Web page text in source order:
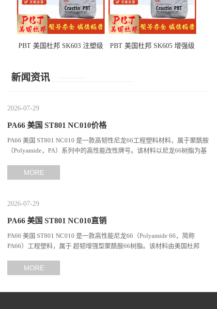
PBT 美国杜邦 SK603 注塑级
PBT 美国杜邦 SK605 增强级
新闻资讯
2026-07-29
PA66 美国 ST801 NC010价格
PA66 美国 ST801 NC010 是一款高韧性尼龙66工程塑料材料，属于聚酰胺
（Polyamide，PA）系列中的高性能改性牌号。该材料以尼龙66树脂为基
MORE
2026-07-29
PA66 美国 ST801 NC010直销
PA66 美国 ST801 NC010 是一款高性能尼龙66（Polyamide 66，简称
PA66）工程塑料，属于 超韧增强型聚酰胺66树脂。该材料由美国杜邦
MORE